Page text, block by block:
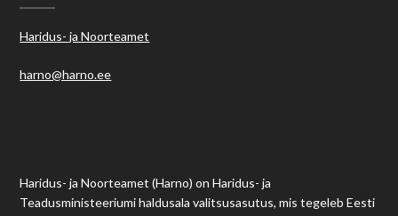
Haridus- ja Noorteamet
harno@harno.ee
Haridus- ja Noorteamet (Harno) on Haridus- ja
Teadusministeeriumi haldusala valitsusasutus, mis tegeleb Eesti